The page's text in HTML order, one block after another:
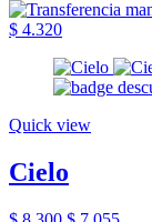
$ 4.320
Quick view
Cielo